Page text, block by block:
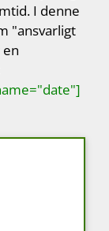
I denne
"ansvarligt